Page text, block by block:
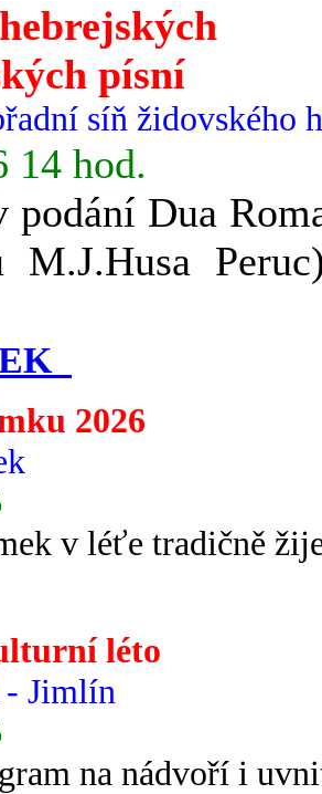
písní
síň židovského
14 hod.
podání Dua
M.J.Husa
2026
v léťe tradičně
léto
Jimlín
na nádvoří i